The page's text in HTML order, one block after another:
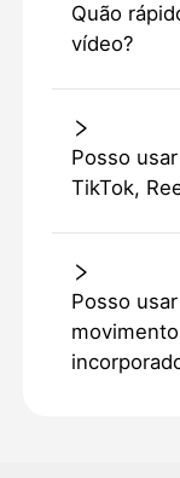
Quão
vídeo?
Posso
TikTok,
Posso